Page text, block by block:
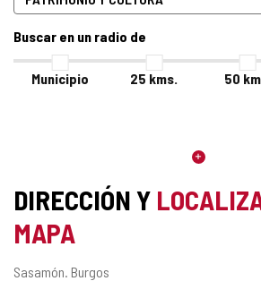
Buscar en un radio de
Municipio 25 kms. 50
DIRECCIÓN Y
MAPA
Dirección
Sasamón. Burgos